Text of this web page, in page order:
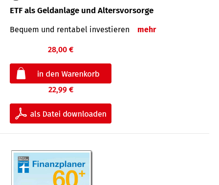
ETF als Geldanlage und Altersvorsorge
Bequem und rentabel investieren mehr
28,00 €
22,99 €